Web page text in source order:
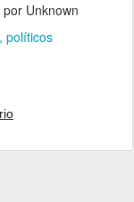
por Unknown
políticos